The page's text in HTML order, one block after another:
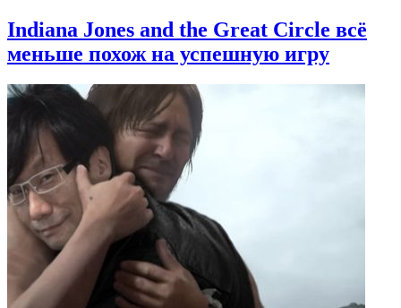
Indiana Jones and the Great Circle всё
меньше похож на успешную игру